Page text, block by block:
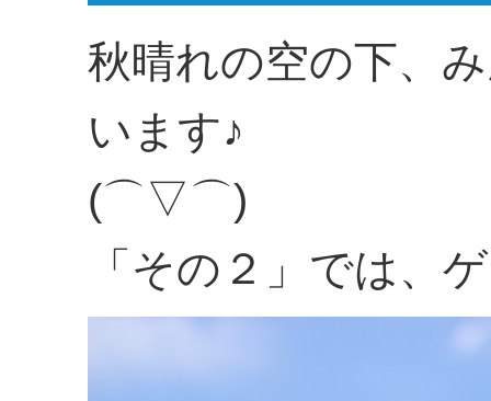
秋晴れの空の下、
います♪
(⌒▽⌒)
「その２」では、